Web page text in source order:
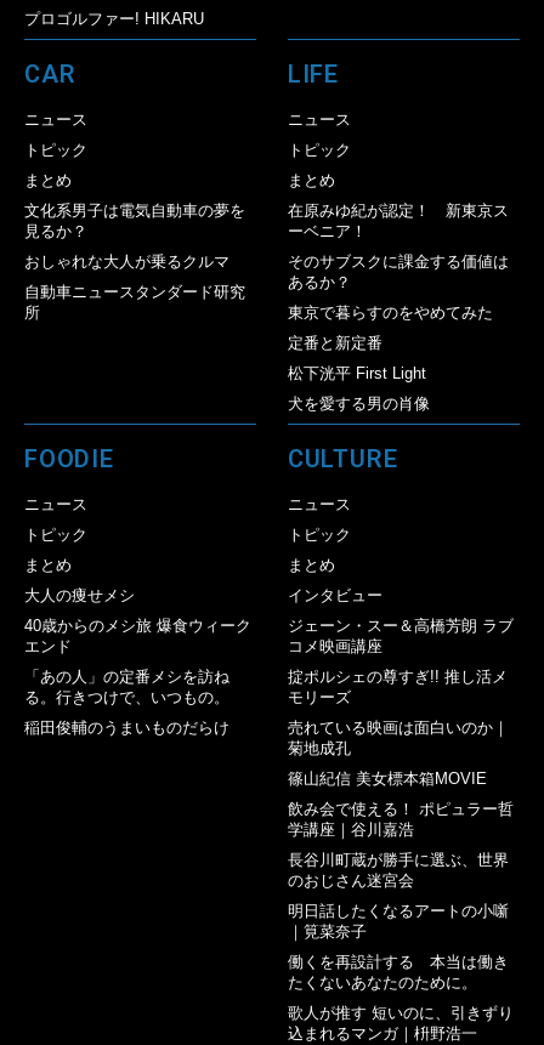
プロゴルファー! HIKARU
CAR
ニュース
トピック
まとめ
文化系男子は電気自動車の夢を
見るか？
おしゃれな大人が乗るクルマ
自動車ニュースタンダード研究
所
LIFE
ニュース
トピック
まとめ
在原みゆ紀が認定！ 新東京ス
ーベニア！
そのサブスクに課金する価値は
あるか？
東京で暮らすのをやめてみた
定番と新定番
松下洸平 First Light
犬を愛する男の肖像
FOODIE
ニュース
トピック
まとめ
大人の痩せメシ
40歳からのメシ旅 爆食ウィーク
エンド
「あの人」の定番メシを訪ね
る。行きつけで、いつもの。
稲田俊輔のうまいものだらけ
CULTURE
ニュース
トピック
まとめ
インタビュー
ジェーン・スー＆高橋芳朗 ラブ
コメ映画講座
掟ポルシェの尊すぎ!! 推し活メ
モリーズ
売れている映画は面白いのか｜
菊地成孔
篠山紀信 美女標本箱MOVIE
飲み会で使える！ ポピュラー哲
学講座｜谷川嘉浩
長谷川町蔵が勝手に選ぶ、世界
のおじさん迷宮会
明日話したくなるアートの小噺
｜筧菜奈子
働くを再設計する 本当は働き
たくないあなたのために。
歌人が推す 短いのに、引きずり
込まれるマンガ｜枡野浩一